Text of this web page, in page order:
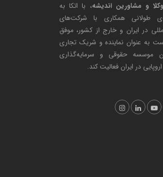
و مشاورین اندیشه، با اتکا به
طولانی همکاری با شرکت‌های
در ایران و خارج از کشور، موفق
به عنوان نماینده و شریک تجاری
موسسه حقوقی و سرمایه‌گذاری
در ایران فعالیت کند.